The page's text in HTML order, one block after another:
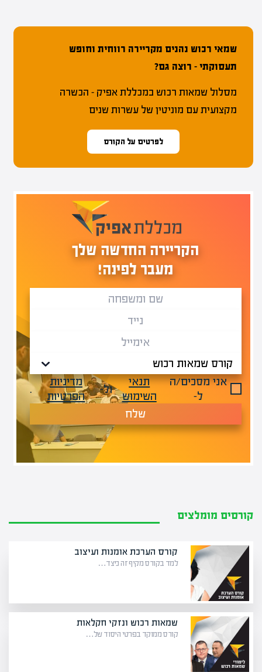
שמאי רכוש נהנים מקריירה רווחית וחופש
תעסוקתי – רוצה גם?
מסלול שמאות רכוש במכללת אפיק – הכשרה
מקצועית עם מוניטין של עשרות שנים
לפרטים על הקורס
הקריירה החדשה שלך
מעבר לפינה!
אני מסכים/ה
ל-
תנאי
השימוש
ול-
מדיניות
הפרטיות
.
שלח
קורסים מומלצים
קורס הערכת אומנות ועיצוב
למד בקורס מקיף זה כיצד…
שמאות רכוש ונזקי חקלאות
קורס ממוקד בפרטי היסוד של…